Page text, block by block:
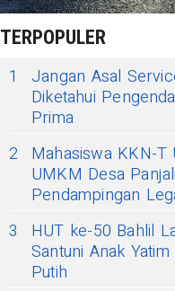
TERPOPULER
1
Jangan Asal
Diketahui
Prima
2
Mahasiswa KKN-
UMKM Desa
Pendampingan
3
HUT ke-50 Bahlil
Santuni Anak
Putih